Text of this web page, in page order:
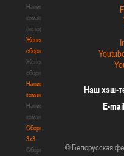
Национальная
команда
(история)
Женские
сборные
Женские
сборные
Национальная
команда
Национальная
команда
Сборные
3х3
Сборные
Наш хэш-
E-mail
© Белорусская